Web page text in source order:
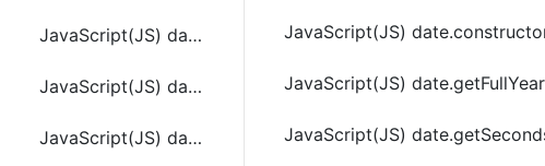
JavaScript(JS) date.setUTCFullYear(yearValue[, monthValue[, dayValue]])
JavaScript(JS) date.setUTCHours(hoursValue[, minutesValue[, secondsValue[, msValue]]])
JavaScript(JS) date.setUTCMilliseconds(millisecondsValue)
JavaScript(JS)
JavaScript(JS)
JavaScript(JS)